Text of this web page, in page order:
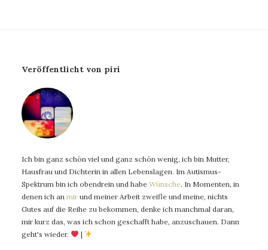
Veröffentlicht von piri
Ich bin ganz schön viel und ganz schön wenig, ich bin Mutter,
Hausfrau und Dichterin in allen Lebenslagen. Im Autismus-
Spektrum bin ich obendrein und habe Wünsche. In Momenten, in
denen ich an mir und meiner Arbeit zweifle und meine, nichts
Gutes auf die Reihe zu bekommen, denke ich manchmal daran,
mir kurz das, was ich schon geschafft habe, anzuschauen. Dann
geht's wieder.
|